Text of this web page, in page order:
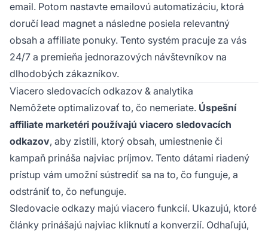
email. Potom nastavte emailovú automatizáciu, ktorá
doručí lead magnet a následne posiela relevantný
obsah a affiliate ponuky. Tento systém pracuje za vás
24/7 a premieňa jednorazových návštevníkov na
dlhodobých zákazníkov.
Viacero sledovacích odkazov & analytika
Nemôžete optimalizovať to, čo nemeriate. Úspešní
affiliate marketéri používajú viacero sledovacích
odkazov, aby zistili, ktorý obsah, umiestnenie či
kampaň prináša najviac príjmov. Tento dátami riadený
prístup vám umožní sústrediť sa na to, čo funguje, a
odstrániť to, čo nefunguje.
Sledovacie odkazy majú viacero funkcií. Ukazujú, ktoré
články prinášajú najviac kliknutí a konverzií. Odhaľujú,